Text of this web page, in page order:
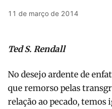
11 de março de 2014
Ted S. Rendall
No desejo ardente de
que remorso pelas
relação ao pecado,